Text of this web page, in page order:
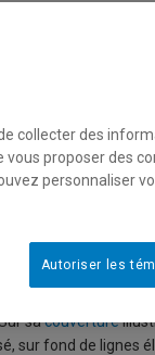
de
version PDF
n’a vu se
outil de nuisance
sa Une du mois
sacouverture
sur fond de lignes
collecter des
proposer des
personnaliser
Autoriser les